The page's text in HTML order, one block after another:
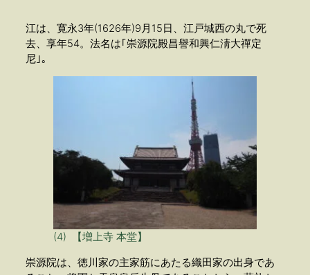
江は、寛永3年(1626年)9月15日、江戸城西の丸で死
去、享年54。法名は｢崇源院殿昌譽和興仁淸大禪定
尼｣。
(4) 【増上寺 本堂】
崇源院は、徳川家の主家筋にあたる織田家の出身であ